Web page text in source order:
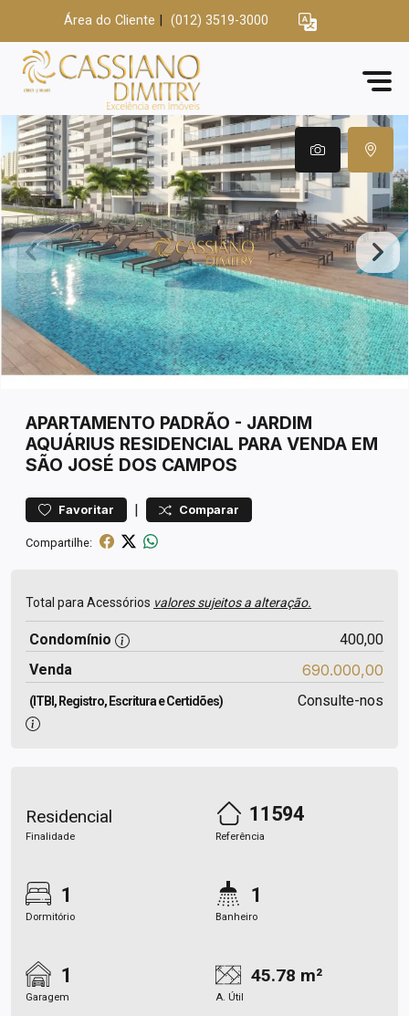
Área do Cliente (012) 3519-3000
APARTAMENTO PADRÃO - JARDIM
AQUÁRIUS RESIDENCIAL PARA VENDA EM
SÃO JOSÉ DOS CAMPOS
Favoritar | Comparar
Compartilhe:
Total para Acessórios valores sujeitos a alteração.
Condomínio
400,00
Venda
690.000,00
(ITBI, Registro, Escritura e Certidões) Consulte-nos
Residencial
Finalidade
11594
Referência
1
Dormitório
1
Banheiro
1
Garagem
45.78 m²
A. Útil